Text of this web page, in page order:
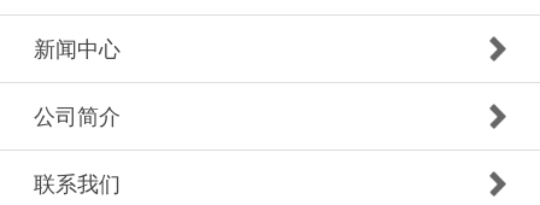
新闻中心
公司简介
联系我们